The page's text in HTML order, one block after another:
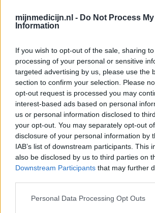
mijnmedicijn.nl - Do Not Process
Information
If you wish to opt-out of the sale, sharing
processing of your personal or sensitive
targeted advertising by us, please use the
section to confirm your selection. Please
opt-out request is processed you may
interest-based ads based on personal
us or personal information disclosed to
your opt-out. You may separately opt-out
disclosure of your personal information by
IAB’s list of downstream participants. This
also be disclosed by us to third parties on
Downstream Participants that may further
Personal Data Processing Opt Outs
geef mening
Melatonine
29-09-2022 | Man | 17
melatonine (5mg)
Slapeloosheid
Effectiviteit
Hoeveelheid bijwerkingen
Ik heb al een tijde last van een slecht
en ik kreeg het gewoon echt niet goed.
wist ik dat zij wel eens melatonine
wakker na nachtmerries,